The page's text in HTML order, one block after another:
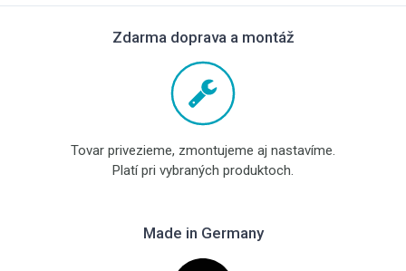
Zdarma doprava a montáž
Tovar privezieme, zmontujeme aj nastavíme.
Platí pri vybraných produktoch.
Made in Germany